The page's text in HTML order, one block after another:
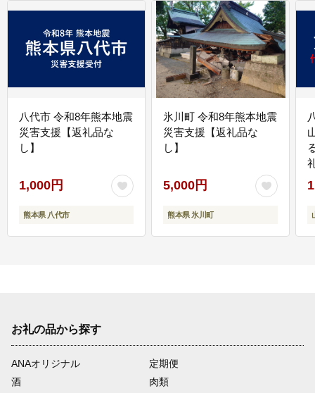
八代市 令和8年熊本地震
災害支援【返礼品な
し】
1,000円
熊本県 八代市
氷川町 令和8年熊本地震
災害支援【返礼品な
し】
5,000円
熊本県 氷川町
お礼の品から探す
ANAオリジナル
定期便
酒
肉類